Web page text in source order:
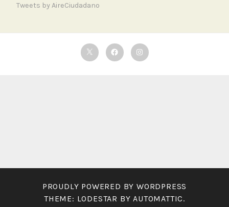
Tweets by AireCiudadano
TwitterFacebookInstagram
PROUDLY POWERED BY WORDPRESS
THEME: LODESTAR BYAUTOMATTIC.